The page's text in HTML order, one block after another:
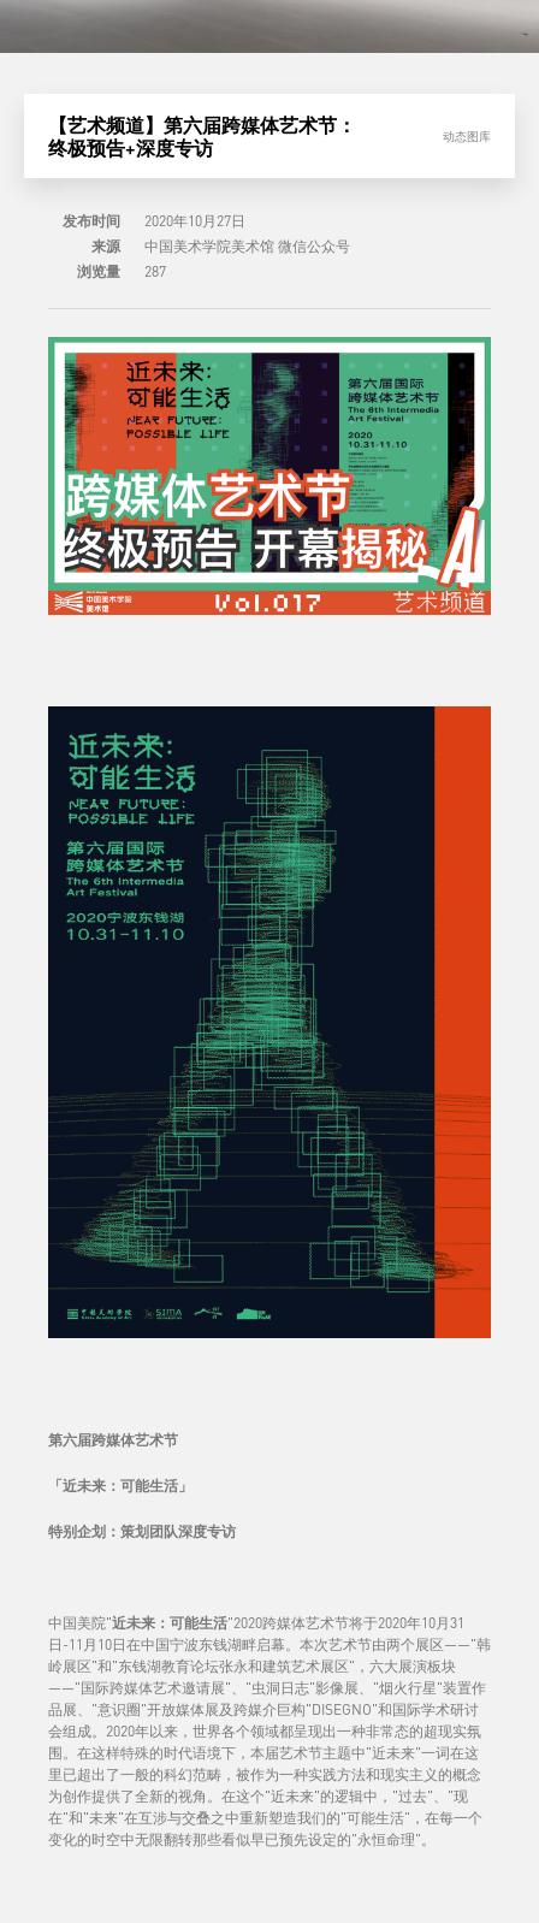
【艺术频道】第六届跨媒体艺术节：
终极预告+深度专访
动态图库
发布时间
2020年10月27日
来源
中国美术学院美术馆 微信公众号
浏览量
287
第六届跨媒体艺术节
「近未来：可能生活」
特别企划：策划团队深度专访
中国美院"近未来：可能生活"2020跨媒体艺术节将于2020年10月31
日-11月10日在中国宁波东钱湖畔启幕。本次艺术节由两个展区——"韩
岭展区"和"东钱湖教育论坛张永和建筑艺术展区"，六大展演板块
——"国际跨媒体艺术邀请展"、"虫洞日志"影像展、"烟火行星"装置作
品展、"意识圈"开放媒体展及跨媒介巨构"DISEGNO"和国际学术研讨
会组成。2020年以来，世界各个领域都呈现出一种非常态的超现实氛
围。在这样特殊的时代语境下，本届艺术节主题中"近未来"一词在这
里已超出了一般的科幻范畴，被作为一种实践方法和现实主义的概念
为创作提供了全新的视角。在这个"近未来"的逻辑中，"过去"、"现
在"和"未来"在互涉与交叠之中重新塑造我们的"可能生活"，在每一个
变化的时空中无限翻转那些看似早已预先设定的"永恒命理"。